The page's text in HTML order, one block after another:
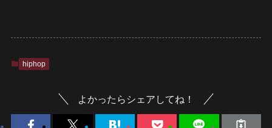
hiphop
よかったらシェアしてね！